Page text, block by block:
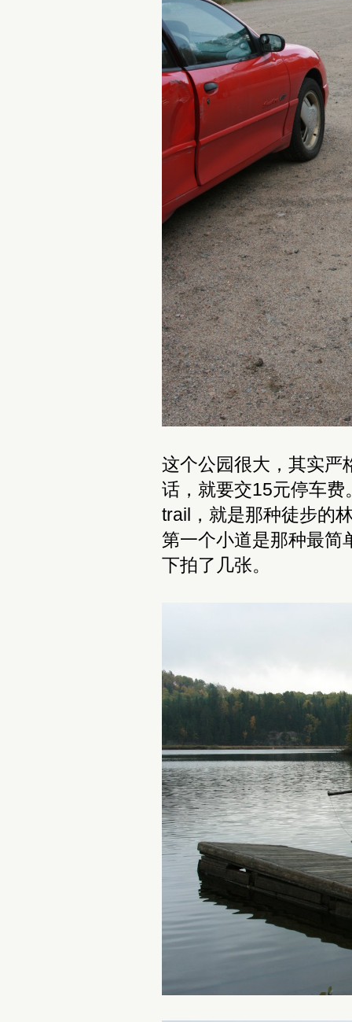
这个公园很大，其实严
话，就要交15元停车
trail，就是那种徒步的
第一个小道是那种最简
下拍了几张。